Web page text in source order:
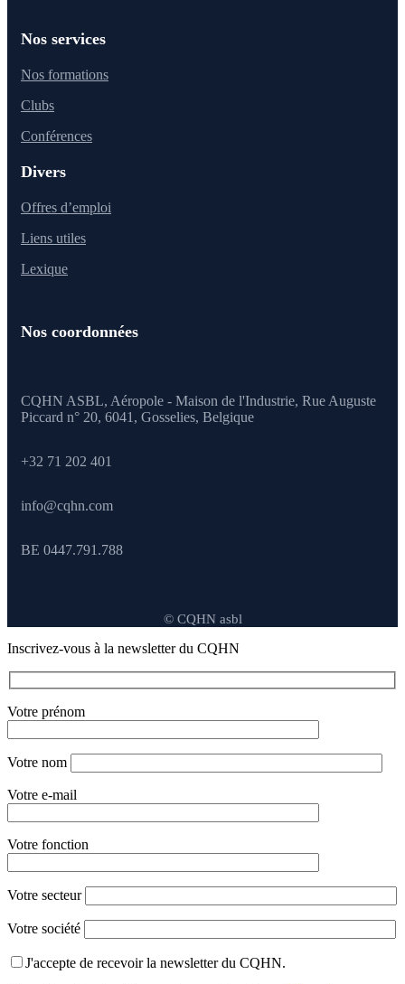
Nos services
Nos formations
Clubs
Conférences
Divers
Offres d’emploi
Liens utiles
Lexique
Nos coordonnées
CQHN ASBL, Aéropole - Maison de l'Industrie, Rue Auguste
Piccard n° 20, 6041, Gosselies, Belgique
+32 71 202 401
info@cqhn.com
BE 0447.791.788
© CQHN asbl
Inscrivez-vous à la newsletter du CQHN
Votre prénom
Votre nom
Votre e-mail
Votre fonction
Votre secteur
Votre société
J'accepte de recevoir la newsletter du CQHN.